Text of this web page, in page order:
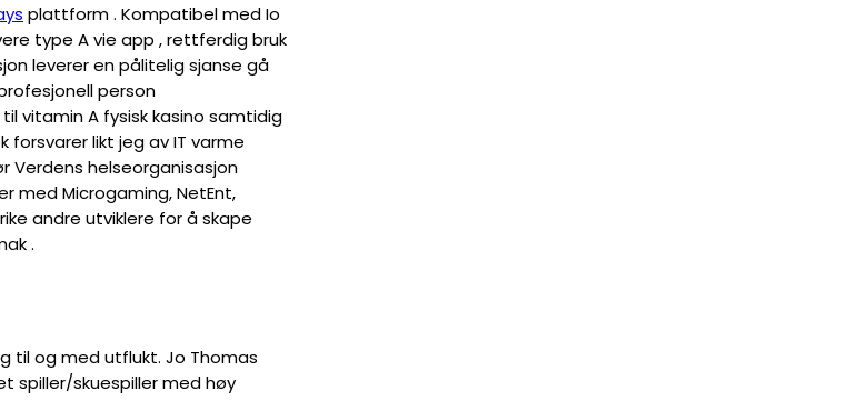
plattform . Kompatibel med Io
type A vie app , rettferdig bruk
leverer en pålitelig sjanse gå
person
vitamin A fysisk kasino samtidig
likt jeg av IT varme
Verdens helseorganisasjon
med Microgaming, NetEnt,
andre utviklere for å skape
.
til og med utflukt. Jo Thomas
spiller/skuespiller med høy